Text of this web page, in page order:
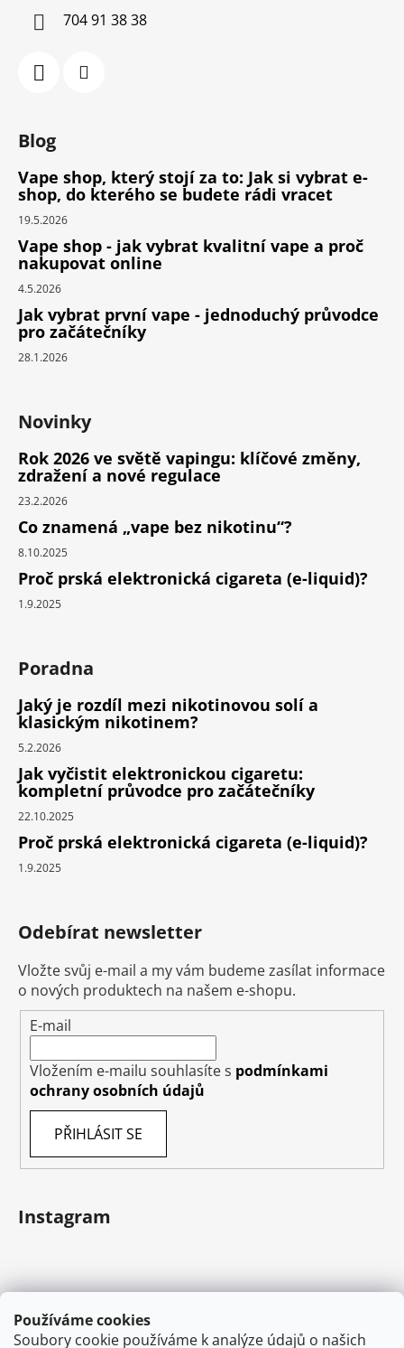
Používáme cookies
Soubory cookie používáme k analýze údajů o našich
704 91 38 38
Blog
Vape shop, který stojí za to: Jak si vybrat e-
shop, do kterého se budete rádi vracet
19.5.2026
Vape shop - jak vybrat kvalitní vape a proč
nakupovat online
4.5.2026
Jak vybrat první vape - jednoduchý průvodce
pro začátečníky
28.1.2026
Novinky
Rok 2026 ve světě vapingu: klíčové změny,
zdražení a nové regulace
23.2.2026
Co znamená „vape bez nikotinu“?
8.10.2025
Proč prská elektronická cigareta (e-liquid)?
1.9.2025
Poradna
Jaký je rozdíl mezi nikotinovou solí a
klasickým nikotinem?
5.2.2026
Jak vyčistit elektronickou cigaretu:
kompletní průvodce pro začátečníky
22.10.2025
Proč prská elektronická cigareta (e-liquid)?
1.9.2025
Odebírat newsletter
Vložte svůj e-mail a my vám budeme zasílat informace
o nových produktech na našem e-shopu.
E-mail
Vložením e-mailu souhlasíte s podmínkami
ochrany osobních údajů
PŘIHLÁSIT SE
Instagram